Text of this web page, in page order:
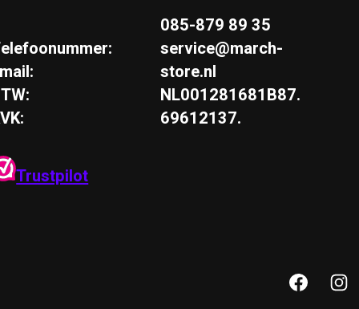
085-879 89 35
service@march-
store.nl
NL001281681B87.
69612137.
Trustpilot